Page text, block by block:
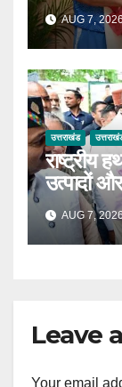
AUG 7,
उत्तराखंड
राष्ट्रीय
उत्पादों
AUG 7,
Leave
Your email